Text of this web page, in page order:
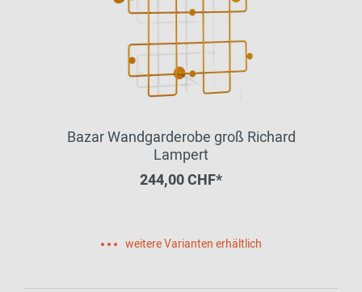
Bazar Wandgarderobe groß Richard
Lampert
244,00 CHF*
weitere Varianten erhältlich